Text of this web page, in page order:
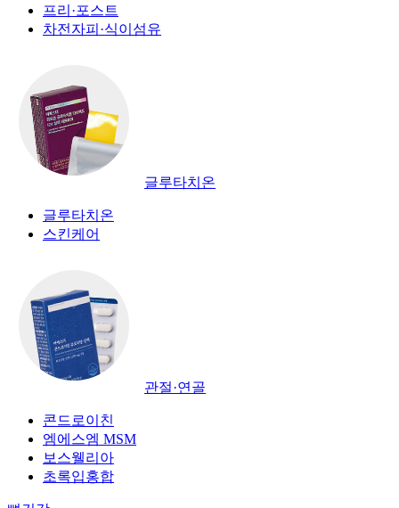
프리·포스트
차전자피·식이섬유
글루타치온
글루타치온
스킨케어
관절·연골
콘드로이친
엠에스엠 MSM
보스웰리아
초록입홍합